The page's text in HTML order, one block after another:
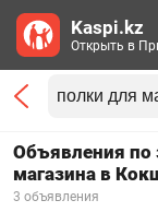
Объявления по
магазина в
3 объявления
Kaspi.kz
Открыть в